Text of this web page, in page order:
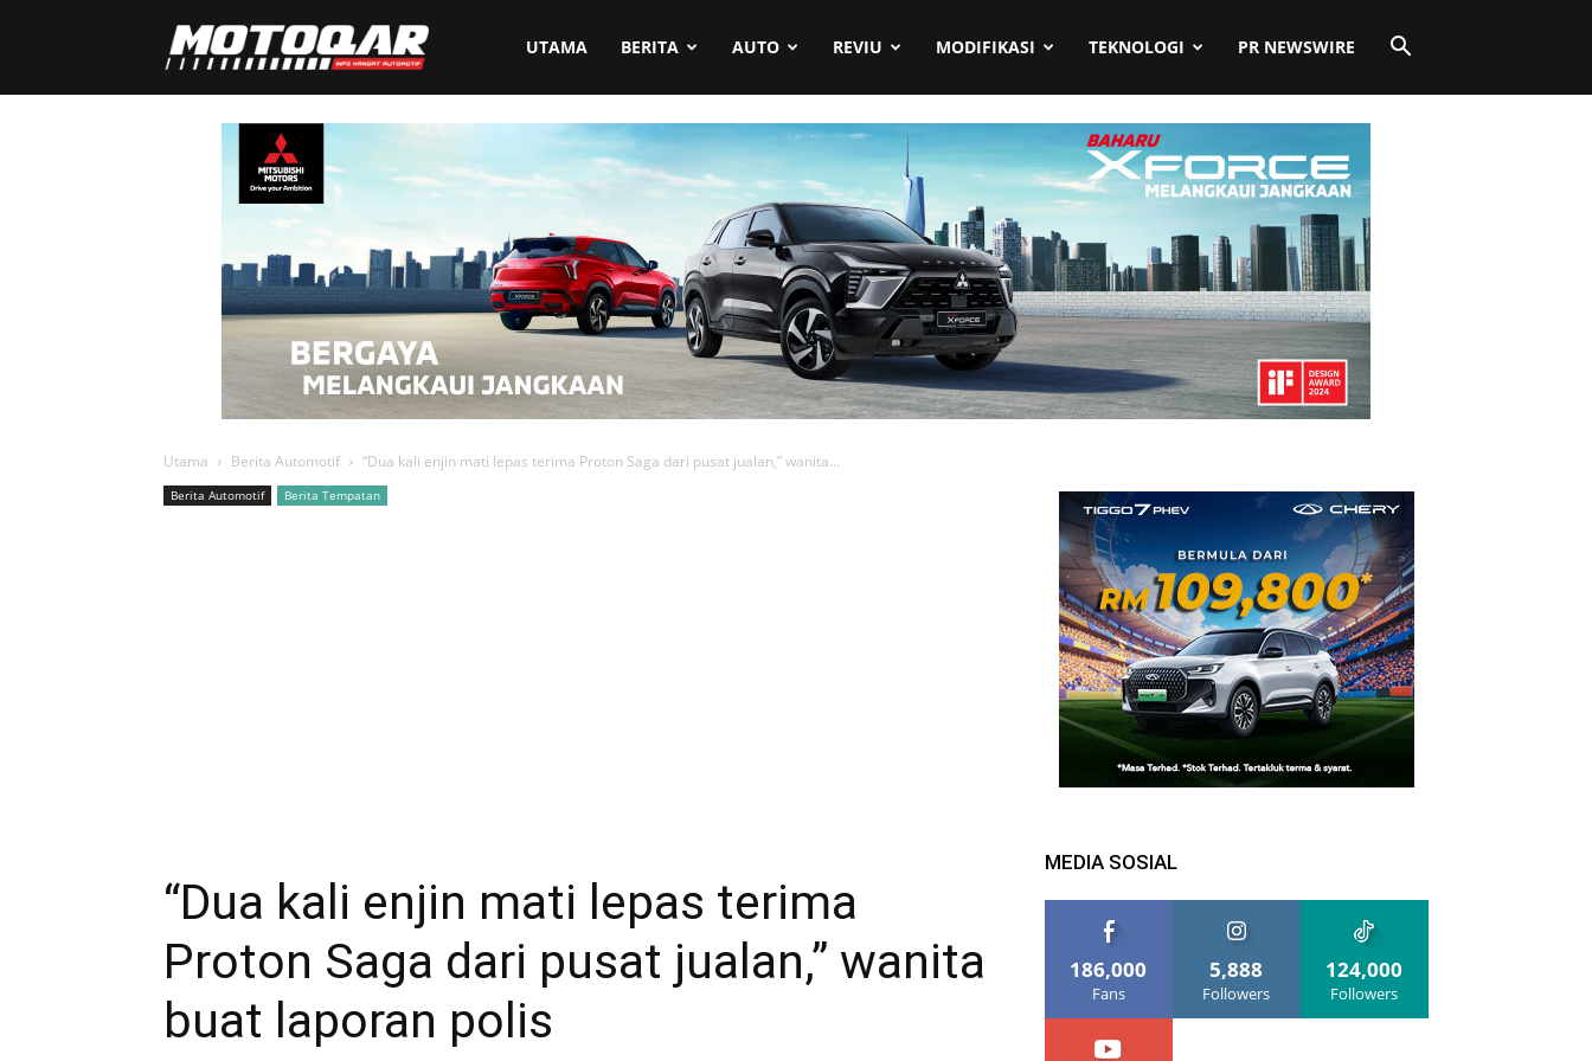
Motoqar UTAMA BERITA AUTO REVIU MODIFIKASI TEKNOLOGI PR NEWSWIRE
Utama Berita Automotif “Dua kali enjin mati lepas terima Proton Saga dari pusat jualan,” wanita...
Berita Automotif Berita Tempatan
“Dua kali enjin mati lepas terima
Proton Saga dari pusat jualan,” wanita
buat laporan polis
MEDIA SOSIAL
186,000
Fans
5,888
Followers
124,000
Followers